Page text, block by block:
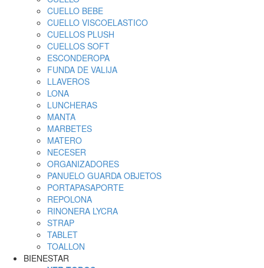
CUELLO BEBE
CUELLO VISCOELASTICO
CUELLOS PLUSH
CUELLOS SOFT
ESCONDEROPA
FUNDA DE VALIJA
LLAVEROS
LONA
LUNCHERAS
MANTA
MARBETES
MATERO
NECESER
ORGANIZADORES
PANUELO GUARDA OBJETOS
PORTAPASAPORTE
REPOLONA
RINONERA LYCRA
STRAP
TABLET
TOALLON
BIENESTAR